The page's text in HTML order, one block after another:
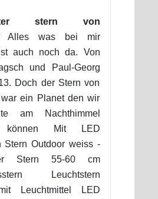
stern von
was bei mir
auch noch da. Von
und Paul-Georg
Doch der Stern von
war ein Planet den wir
am Nachthimmel
können Mit LED
Stern Outdoor weiss -
Stern 55-60 cm
Leuchtstern
Leuchtmittel LED